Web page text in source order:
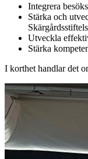
Integrera
Stärka och
Utveckla
Stärka
I korthet handlar det